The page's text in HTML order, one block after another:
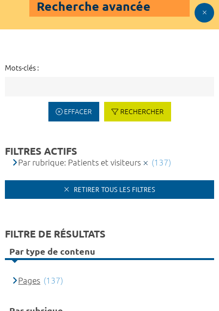
Recherche avancée
Mots-clés :
EFFACER RECHERCHER
FILTRES ACTIFS
Par rubrique: Patients et visiteurs (137)
RETIRER TOUS LES FILTRES
FILTRE DE RÉSULTATS
Par type de contenu
Pages (137)